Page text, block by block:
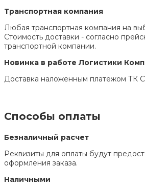
Транспортная компания
Любая транспортная компания на
Стоимость доставки - согласно
транспортной компании.
Новинка в работе Логистики
Доставка наложенным платежом ТК
Способы оплаты
Безналичный расчет
Реквизиты для оплаты будут
оформления заказа.
Наличными